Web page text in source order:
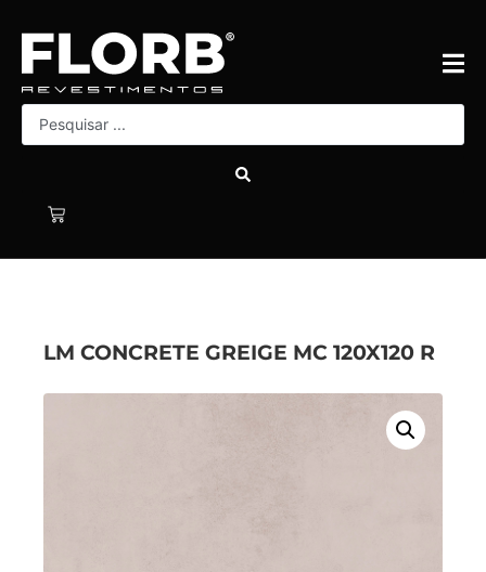
LM CONCRETE GREIGE MC 120X120 R